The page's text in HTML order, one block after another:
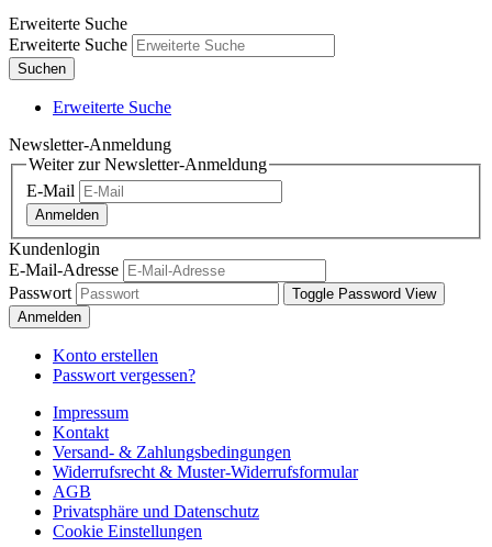
Erweiterte Suche
Erweiterte Suche
Suchen
Erweiterte Suche
Newsletter-Anmeldung
Weiter zur Newsletter-Anmeldung
E-Mail
Anmelden
Kundenlogin
E-Mail-Adresse
Passwort
Toggle Password View
Anmelden
Konto erstellen
Passwort vergessen?
Impressum
Kontakt
Versand- & Zahlungsbedingungen
Widerrufsrecht & Muster-Widerrufsformular
AGB
Privatsphäre und Datenschutz
Cookie Einstellungen